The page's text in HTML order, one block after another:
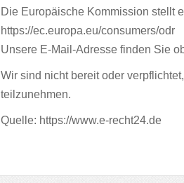
Die Europäische Kommission stellt
https://ec.europa.eu/consumers/odr
Unsere E-Mail-Adresse finden Sie
Wir sind nicht bereit oder
teilzunehmen.
Quelle: https://www.e-recht24.de